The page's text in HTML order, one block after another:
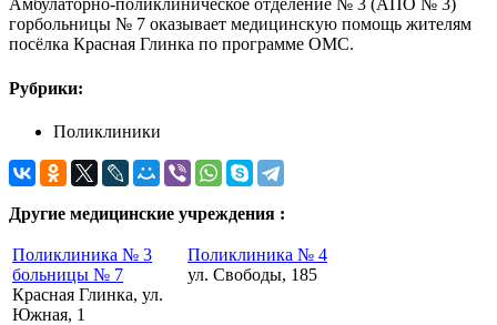
Амбулаторно-поликлиническое отделение № 3 (АПО № 3)
горбольницы № 7 оказывает медицинскую помощь жителям
посёлка Красная Глинка по программе ОМС.
Рубрики:
Поликлиники
Другие медицинские учреждения :
Поликлиника № 3
больницы № 7
Красная Глинка, ул.
Южная, 1
Поликлиника № 4
ул. Свободы, 185